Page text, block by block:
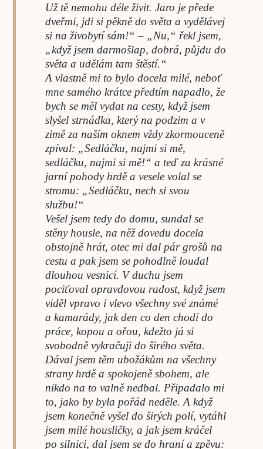
Už tě nemohu déle živit. Jaro je přede
dveřmi, jdi si pěkně do světa a vydělávej
si na živobytí sám!“ – „Nu,“ řekl jsem,
„když jsem darmošlap, dobrá, půjdu do
světa a udělám tam štěstí.“
A vlastně mi to bylo docela milé, neboť
mne samého krátce předtím napadlo, že
bych se měl vydat na cesty, když jsem
slyšel strnádka, který na podzim a v
zimě za naším oknem vždy zkormouceně
zpíval: „Sedláčku, najmi si mě,
sedláčku, najmi si mě!“ a teď za krásné
jarní pohody hrdě a vesele volal se
stromu: „Sedláčku, nech si svou
službu!“
Vešel jsem tedy do domu, sundal se
stěny housle, na něž dovedu docela
obstojně hrát, otec mi dal pár grošů na
cestu a pak jsem se pohodlně loudal
dlouhou vesnicí. V duchu jsem
pociťoval opravdovou radost, když jsem
viděl vpravo i vlevo všechny své známé
a kamarády, jak den co den chodí do
práce, kopou a ořou, kdežto já si
svobodně vykračuji do širého světa.
Dával jsem těm ubožákům na všechny
strany hrdě a spokojeně sbohem, ale
nikdo na to valně nedbal. Připadalo mi
to, jako by byla pořád neděle. A když
jsem konečně vyšel do širých polí, vytáhl
jsem milé housličky, a jak jsem kráčel
po silnici, dal jsem se do hraní a zpěvu: